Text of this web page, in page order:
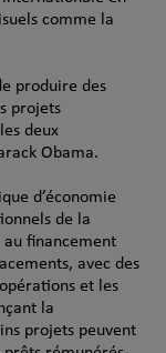
comme la
produire des
projets
deux
Obama.
d’économie
de la
au financement
avec des
et les
la
projets peuvent